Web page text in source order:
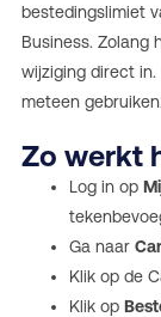
bestedingslimiet
Business. Zolang
wijziging direct
meteen gebruiken.
Zo werkt
Log in op
Ga naar
Klik op de
Klik op